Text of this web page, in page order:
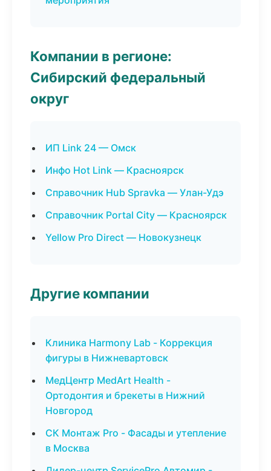
Компании в регионе:
Сибирский федеральный
округ
ИП Link 24 — Омск
Инфо Hot Link — Красноярск
Справочник Hub Spravka — Улан-Удэ
Справочник Portal City — Красноярск
Yellow Pro Direct — Новокузнецк
Другие компании
Клиника Harmony Lab - Коррекция
фигуры в Нижневартовск
МедЦентр MedArt Health -
Ортодонтия и брекеты в Нижний
Новгород
СК Монтаж Pro - Фасады и утепление
в Москва